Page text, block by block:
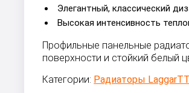
Элегантный, классический
Высокая интенсивность
Профильные панельные
поверхности и стойкий белый
Категории: Радиаторы